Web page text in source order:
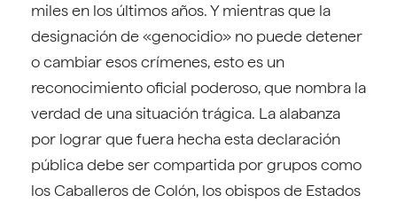
miles en los últimos años. Y mientras que la
designación de «genocidio» no puede detener
o cambiar esos crímenes, esto es un
reconocimiento oficial poderoso, que nombra la
verdad de una situación trágica. La alabanza
por lograr que fuera hecha esta declaración
pública debe ser compartida por grupos como
los Caballeros de Colón, los obispos de Estados